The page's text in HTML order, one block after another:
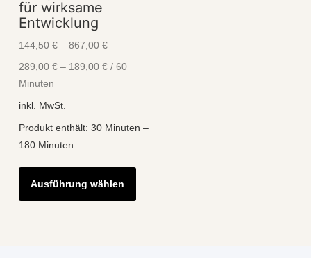
für wirksame
Entwicklung
144,50 €– 867,00 €
289,00 €– 189,00 €/ 60
Minuten
inkl. MwSt.
Produkt enthält: 30 Minuten –
180 Minuten
Ausführung wählen
Dieses
weist